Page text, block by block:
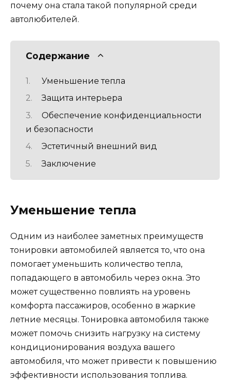
почему она стала такой популярной среди
автолюбителей.
Содержание
Уменьшение тепла
Защита интерьера
Обеспечение конфиденциальности
и безопасности
Эстетичный внешний вид
Заключение
Уменьшение тепла
Одним из наиболее заметных преимуществ
тонировки автомобилей является то, что она
помогает уменьшить количество тепла,
попадающего в автомобиль через окна. Это
может существенно повлиять на уровень
комфорта пассажиров, особенно в жаркие
летние месяцы. Тонировка автомобиля также
может помочь снизить нагрузку на систему
кондиционирования воздуха вашего
автомобиля, что может привести к повышению
эффективности использования топлива.